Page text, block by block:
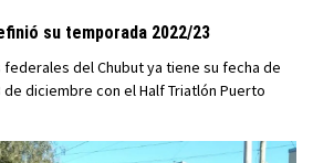
su temporada 2022/23
del Chubut ya tiene su fecha de
diciembre con el Half Triatlón Puerto